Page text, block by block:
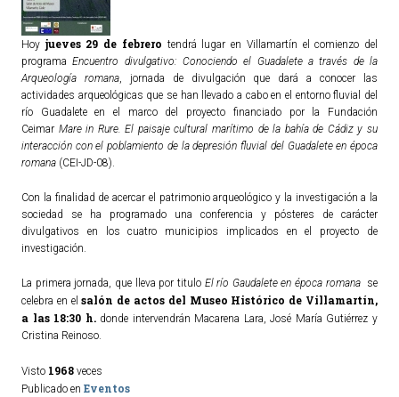
Hoy jueves 29 de febrero tendrá lugar en Villamartín el comienzo del
programaEncuentro divulgativo: Conociendo el Guadalete a través de la
Arqueología romana, jornada de divulgación que dará a conocer las
actividades arqueológicas que se han llevado a cabo en el entorno fluvial del
río Guadalete en el marco del proyecto financiado por la Fundación
Ceimar Mare in Rure. El paisaje cultural marítimo de la bahía de Cádiz y su
interacción con el poblamiento de la depresión fluvial del Guadalete en época
romana (CEI-JD-08).
Con la finalidad de acercar el patrimonio arqueológico y la investigación a la
sociedad se ha programado una conferencia y pósteres de carácter
divulgativos en los cuatro municipios implicados en el proyecto de
investigación.
La primera jornada, que lleva por titulo El río Gaudalete en época romanase
celebra en elsalón de actos del Museo Histórico de Villamartín,
a las 18:30 h.donde intervendrán Macarena Lara, José María Gutiérrez y
Cristina Reinoso.
Visto 1968 veces
Publicado en Eventos